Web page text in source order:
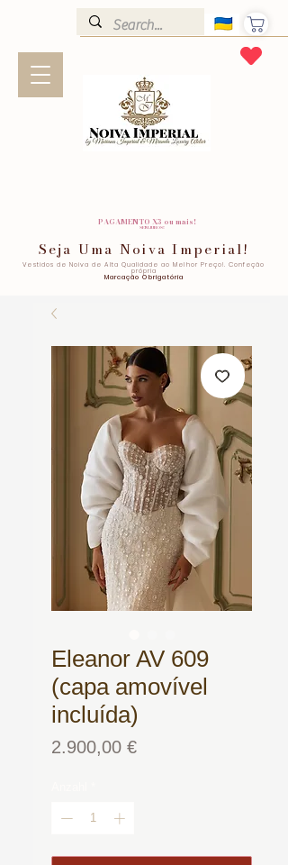
PAGAMENTO X3 ou mais!
SEM JUROS!
Seja Uma Noiva Imperial!
Vestidos de Noiva de Alta Qualidade ao Melhor Preço!. Confeção
própria
Marcação Obrigatória
Eleanor AV 609
(capa amovível
incluída)
2.900,00 €Preis